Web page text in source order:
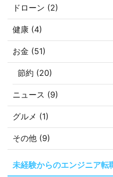
ドローン (2)
健康 (4)
お金 (51)
節約 (20)
ニュース (9)
グルメ (1)
その他 (9)
未経験からのエンジニア転